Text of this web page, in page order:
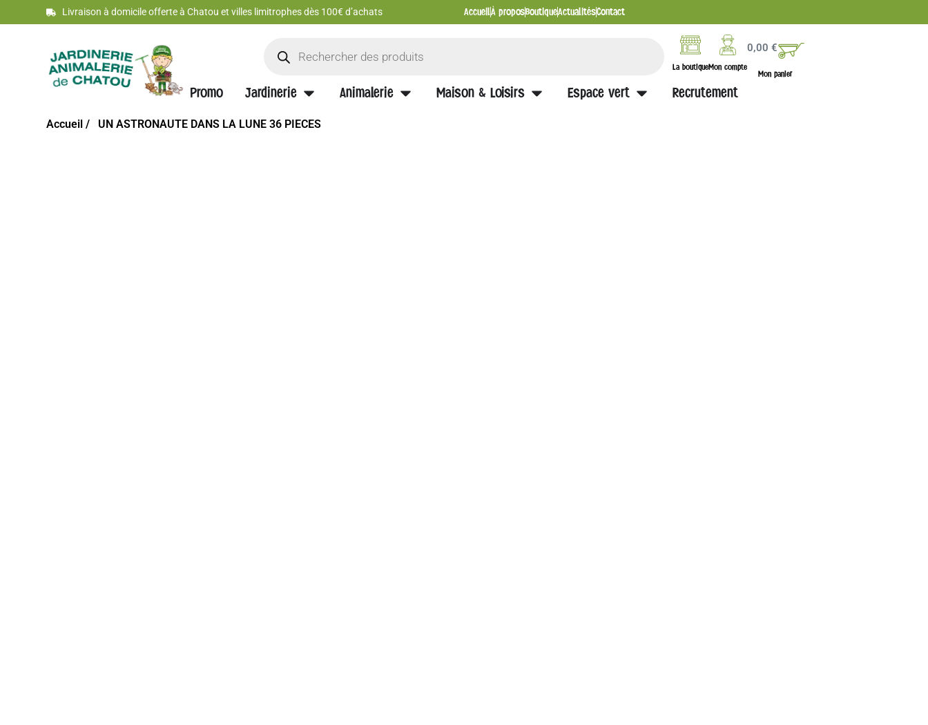
Livraison à domicile offerte à Chatou et villes limitrophes dès 100€ d’achats AccueilÀ proposBoutiqueActualitésContact
La boutiqueMon compte
0,00€
Mon panier
Promo Jardinerie Animalerie Maison & Loisirs Espace vert Recrutement
Accueil / UN ASTRONAUTE DANS LA LUNE 36 PIECES